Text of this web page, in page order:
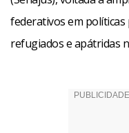
federativos em
refugiados e apátridas